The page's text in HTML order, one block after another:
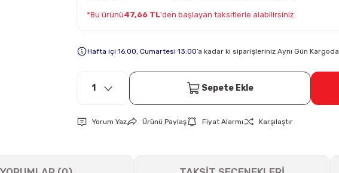
*Bu ürünü47,66 TL'den başlayan taksitlerle alabilirsiniz.
Hafta içi 16:00, Cumartesi 13:00’a kadar ki siparişleriniz Aynı Gün Kargoda
Sepete Ekle
Yorum Yaz Ürünü Paylaş Fiyat Alarmı Karşılaştır